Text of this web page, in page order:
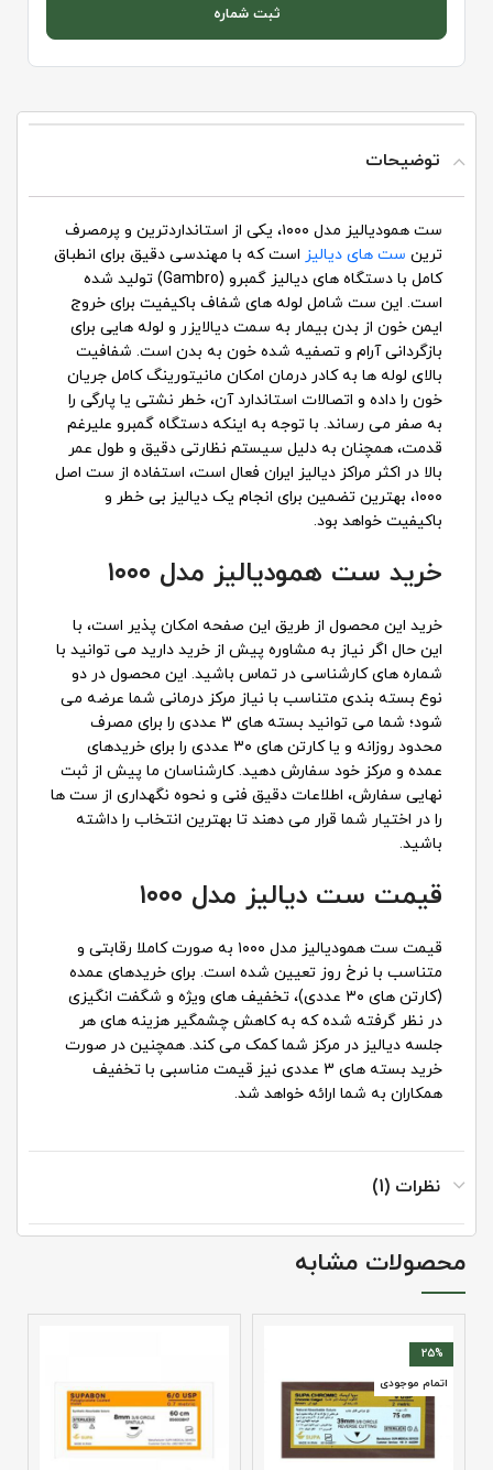
ثبت شماره
توضیحات
ست همودیالیز مدل ۱۰۰۰، یکی از استانداردترین و پرمصرف
ترین ست های دیالیز است که با مهندسی دقیق برای انطباق
کامل با دستگاه های دیالیز گمبرو (Gambro) تولید شده
است. این ست شامل لوله های شفاف باکیفیت برای خروج
ایمن خون از بدن بیمار به سمت دیالایزر و لوله هایی برای
بازگردانی آرام و تصفیه شده خون به بدن است. شفافیت
بالای لوله ها به کادر درمان امکان مانیتورینگ کامل جریان
خون را داده و اتصالات استاندارد آن، خطر نشتی یا پارگی را
به صفر می رساند. با توجه به اینکه دستگاه گمبرو علیرغم
قدمت، همچنان به دلیل سیستم نظارتی دقیق و طول عمر
بالا در اکثر مراکز دیالیز ایران فعال است، استفاده از ست اصل
۱۰۰۰، بهترین تضمین برای انجام یک دیالیز بی خطر و
باکیفیت خواهد بود.
خرید ست همودیالیز مدل ۱۰۰۰
خرید این محصول از طریق این صفحه امکان پذیر است، با
این حال اگر نیاز به مشاوره پیش از خرید دارید می توانید با
شماره های کارشناسی در تماس باشید. این محصول در دو
نوع بسته بندی متناسب با نیاز مرکز درمانی شما عرضه می
شود؛ شما می توانید بسته های 3 عددی را برای مصرف
محدود روزانه و یا کارتن های ۳۰ عددی را برای خریدهای
عمده و مرکز خود سفارش دهید. کارشناسان ما پیش از ثبت
نهایی سفارش، اطلاعات دقیق فنی و نحوه نگهداری از ست ها
را در اختیار شما قرار می دهند تا بهترین انتخاب را داشته
باشید.
قیمت ست دیالیز مدل ۱۰۰۰
قیمت ست همودیالیز مدل ۱۰۰۰ به صورت کاملا رقابتی و
متناسب با نرخ روز تعیین شده است. برای خریدهای عمده
(کارتن های ۳۰ عددی)، تخفیف های ویژه و شگفت انگیزی
در نظر گرفته شده که به کاهش چشمگیر هزینه های هر
جلسه دیالیز در مرکز شما کمک می کند. همچنین در صورت
خرید بسته های 3 عددی نیز قیمت مناسبی با تخفیف
همکاران به شما ارائه خواهد شد.
نظرات (1)
محصولات مشابه
25%
اتمام موجودی